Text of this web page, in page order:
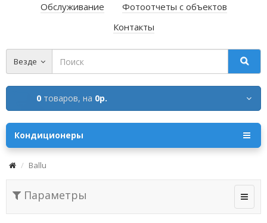
Обслуживание
Фотоотчеты с объектов
Контакты
Везде
0 товаров, на 0р.
Кондиционеры
Ballu
Параметры